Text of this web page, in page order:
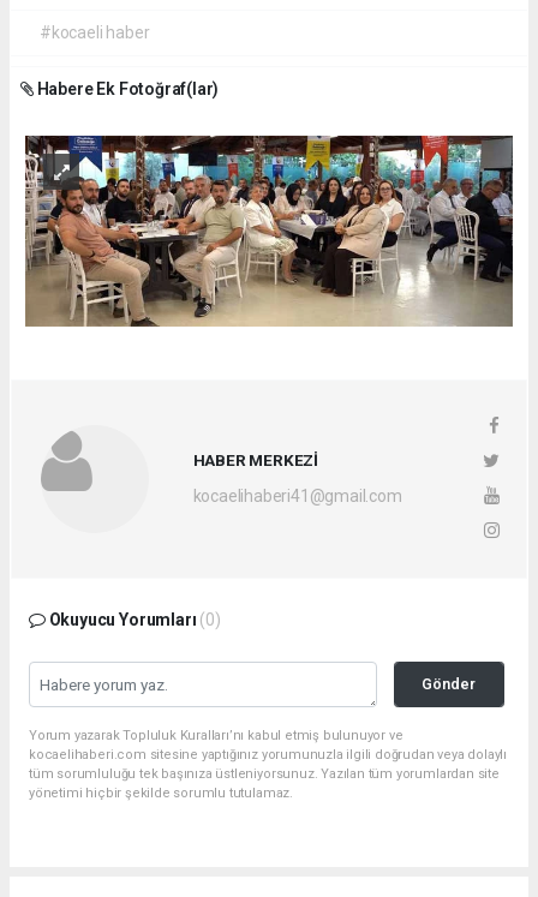
#kocaeli haber
Habere Ek Fotoğraf(lar)
HABER MERKEZİ
kocaelihaberi41@gmail.com
Okuyucu Yorumları (0)
Gönder
Yorum yazarak Topluluk Kuralları’nı kabul etmiş bulunuyor ve
kocaelihaberi.com sitesine yaptığınız yorumunuzla ilgili doğrudan veya dolaylı
tüm sorumluluğu tek başınıza üstleniyorsunuz. Yazılan tüm yorumlardan site
yönetimi hiçbir şekilde sorumlu tutulamaz.